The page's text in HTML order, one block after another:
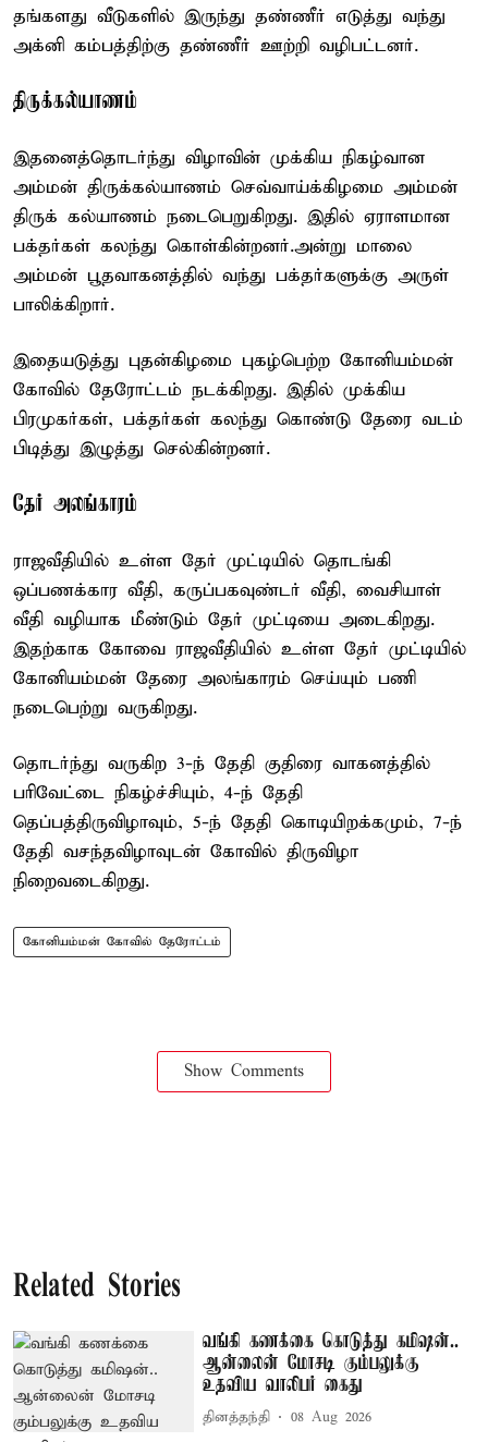
தங்களது வீடுகளில் இருந்து தண்ணீர் எடுத்து வந்து
அக்னி கம்பத்திற்கு தண்ணீர் ஊற்றி வழிபட்டனர்.
திருக்கல்யாணம்
இதனைத்தொடர்ந்து விழாவின் முக்கிய நிகழ்வான
அம்மன் திருக்கல்யாணம் செவ்வாய்க்கிழமை அம்மன்
திருக் கல்யாணம் நடைபெறுகிறது. இதில் ஏராளமான
பக்தர்கள் கலந்து கொள்கின்றனர்.அன்று மாலை
அம்மன் பூதவாகனத்தில் வந்து பக்தர்களுக்கு அருள்
பாலிக்கிறார்.
இதையடுத்து புதன்கிழமை புகழ்பெற்ற கோனியம்மன்
கோவில் தேரோட்டம் நடக்கிறது. இதில் முக்கிய
பிரமுகர்கள், பக்தர்கள் கலந்து கொண்டு தேரை வடம்
பிடித்து இழுத்து செல்கின்றனர்.
தேர் அலங்காரம்
ராஜவீதியில் உள்ள தேர் முட்டியில் தொடங்கி
ஒப்பணக்கார வீதி, கருப்பகவுண்டர் வீதி, வைசியாள்
வீதி வழியாக மீண்டும் தேர் முட்டியை அடைகிறது.
இதற்காக கோவை ராஜவீதியில் உள்ள தேர் முட்டியில்
கோனியம்மன் தேரை அலங்காரம் செய்யும் பணி
நடைபெற்று வருகிறது.
தொடர்ந்து வருகிற 3-ந் தேதி குதிரை வாகனத்தில்
பரிவேட்டை நிகழ்ச்சியும், 4-ந் தேதி
தெப்பத்திருவிழாவும், 5-ந் தேதி கொடியிறக்கமும், 7-ந்
தேதி வசந்தவிழாவுடன் கோவில் திருவிழா
நிறைவடைகிறது.
கோனியம்மன் கோவில் தேரோட்டம்
Show Comments
Related Stories
வங்கி கணக்கை கொடுத்து கமிஷன்..
ஆன்லைன் மோசடி கும்பலுக்கு
உதவிய வாலிபர் கைது
தினத்தந்தி 08 Aug 2026